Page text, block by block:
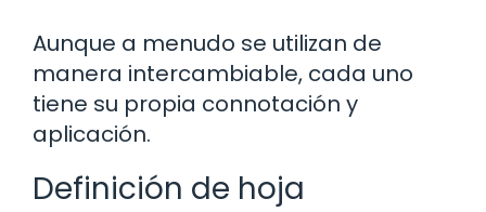
Aunque a menudo se utilizan de
manera intercambiable, cada uno
tiene su propia connotación y
aplicación.
Definición de hoja